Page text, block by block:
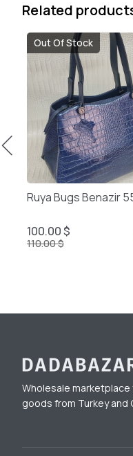
Related
Out Of Stock
Ruya Bugs Benazir
100.00 $
110.00 $
Wholesale marketplace
goods from Turkey and